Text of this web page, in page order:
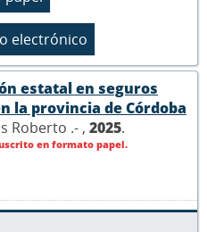
estatal en seguros
la provincia de Córdoba
Roberto .- , 2025.
en formato papel.